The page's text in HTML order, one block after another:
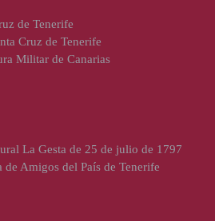
de Tenerife
Cruz de Tenerife
Militar de Canarias
La Gesta de 25 de julio de 1797
de Amigos del País de Tenerife